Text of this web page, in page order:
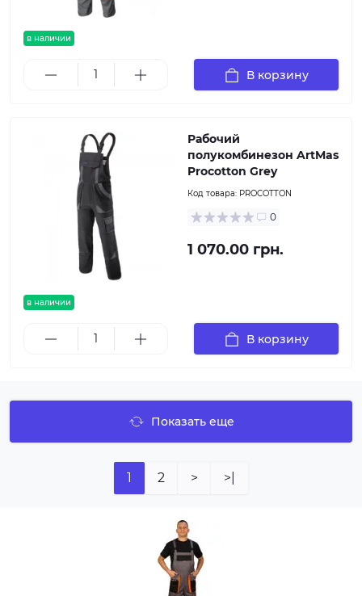
в наличии
В корзину
в наличии
Рабочий
полукомбинезон ArtMas
Procotton Grey
Код товара: PROCOTTON
0
1 070.00 грн.
В корзину
Показать еще
1 2 > >|